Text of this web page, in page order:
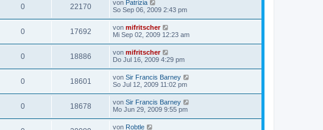
0 22170 von Patrizia
So Sep 06, 2009 2:43 pm
0 17692 von mifritscher
Mi Sep 02, 2009 12:23 am
0 18886 von mifritscher
Do Jul 16, 2009 4:29 pm
0 18601 von Sir Francis Barney
So Jul 12, 2009 11:02 pm
0 18678 von Sir Francis Barney
Mo Jun 29, 2009 9:55 pm
von Robtle